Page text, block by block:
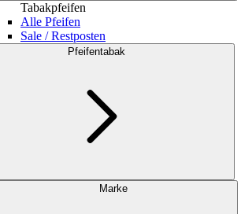
Tabakpfeifen
Alle Pfeifen
Sale / Restposten
Pfeifentabak
Marke